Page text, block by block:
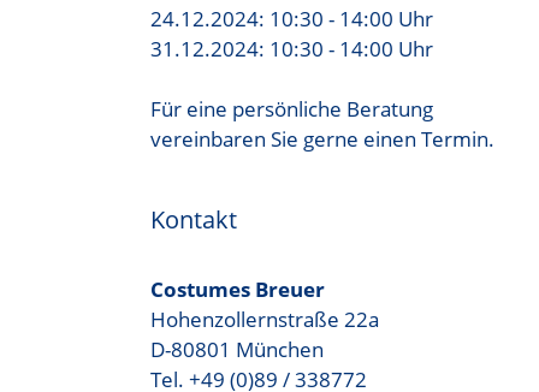
24.12.2024: 10:30 - 14:00 Uhr
31.12.2024: 10:30 - 14:00 Uhr
Für eine persönliche Beratung
vereinbaren Sie gerne einen Termin.
Kontakt
Costumes Breuer
Hohenzollernstraße 22a
D-80801 München
Tel. +49 (0)89 / 338772